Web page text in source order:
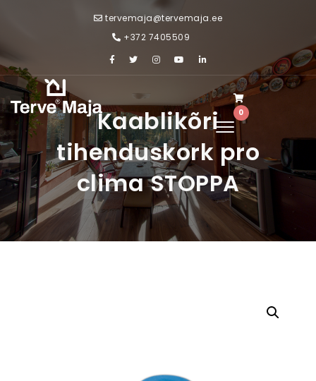
tervemaja@tervemaja.ee
+372 7405509
0
Toggle
navigation
Kaablikõri
tihenduskork pro
clima STOPPA